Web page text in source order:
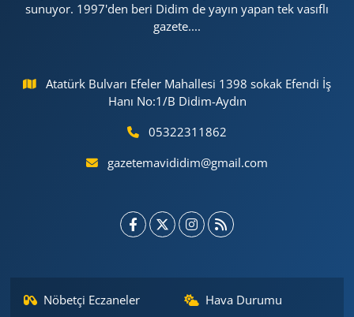
sunuyor. 1997'den beri Didim de yayın yapan tek vasıflı
gazete....
Atatürk Bulvarı Efeler Mahallesi 1398 sokak Efendi İş
Hanı No:1/B Didim-Aydın
05322311862
gazetemavididim@gmail.com
Nöbetçi Eczaneler Hava Durumu